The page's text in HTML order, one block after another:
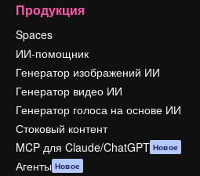
Продукция
Spaces
ИИ-помощник
Генератор изображений ИИ
Генератор видео ИИ
Генератор голоса на основе ИИ
Стоковый контент
MCP для Claude/ChatGPT Новое
Агенты Новое